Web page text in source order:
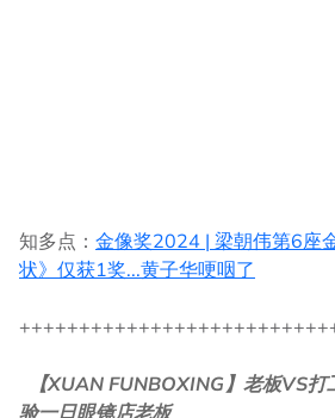
知多点： 金像奖2024 | 梁朝伟第6座
状》仅获1奖...黄子华哽咽了
【XUAN FUNBOXING】老板VS打
验一日眼镜店老板